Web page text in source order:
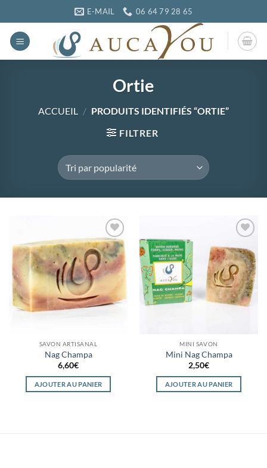
au
contenu
E-MAIL 06 64 79 28 65
Ortie
ACCUEIL / PRODUITS IDENTIFIÉS “ORTIE”
FILTRER
Ajouter
à la
wishlist
SAVON ARTISANAL
Nag Champa
6,60€
AJOUTER AU PANIER
à la
wishlist
MINI SAVON
Mini Nag Champa
2,50€
AJOUTER AU PANIER